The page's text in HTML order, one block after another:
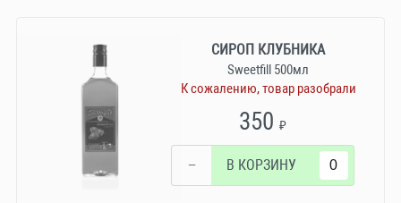
СИРОП КЛУБНИКА
Sweetfill 500мл
К сожалению, товар разобрали
350₽
− В КОРЗИНУ